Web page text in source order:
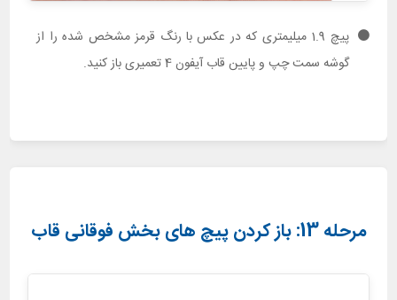
پیچ 1.9 میلیمتری که در عکس با رنگ قرمز مشخص شده را از
گوشه سمت چپ و پایین قاب آیفون 4 تعمیری باز کنید.
مرحله 13: باز کردن پیچ های بخش فوقانی قاب